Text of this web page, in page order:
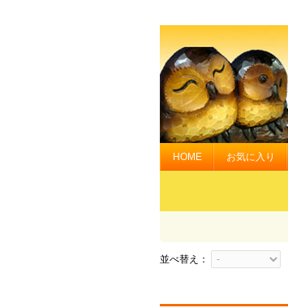
HOME お気に入り
並べ替え：